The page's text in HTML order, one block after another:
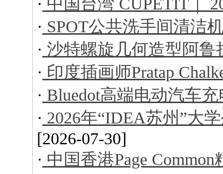
· 中国台湾 CUPETIT｜
· SPOT公共洗手间清洁
· 沙特螺旋几何造型阿鲁
· 印度插画师Pratap
· Bluedot高端电动汽车
· 2026年“IDEA苏州”大
[2026-07-30]
· 中国香港Page